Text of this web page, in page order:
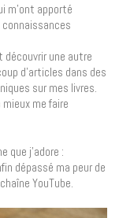
m’ont apporté
connaissances
découvrir une autre
d’articles dans des
sur mes livres.
me faire
que j’adore :
dépassé ma peur de
YouTube.